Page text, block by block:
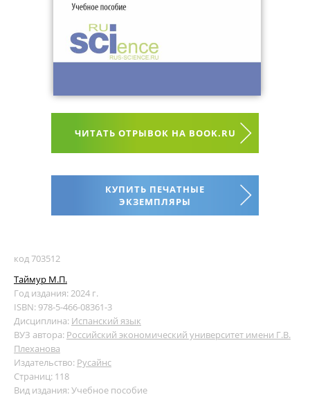
ЧИТАТЬ ОТРЫВОК НА BOOK.RU
КУПИТЬ ПЕЧАТНЫЕ
ЭКЗЕМПЛЯРЫ
код 703512
Таймур М.П.
Год издания: 2024 г.
ISBN: 978-5-466-08361-3
Дисциплина: Испанский язык
ВУЗ автора: Российский экономический университет имени Г.В.
Плеханова
Издательство: Русайнс
Страниц: 118
Вид издания: Учебное пособие